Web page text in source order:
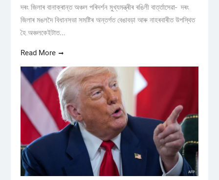
দৰং জিলাৰ বানাক্ৰান্ত অঞ্চল পৰিদৰ্শন মুখ্যমন্ত্ৰীৰ ৰঙিলী বাৰ্ত্তাসেৱা- দৰং
জিলাৰ মঙলদৈ বিধানসভা সমষ্টিৰ অন্তৰ্গত বেঙাবড়া আৰু নাহৰবাৰীত উপস্থিত
হৈ অঞ্চলকেইটাত...
Read More